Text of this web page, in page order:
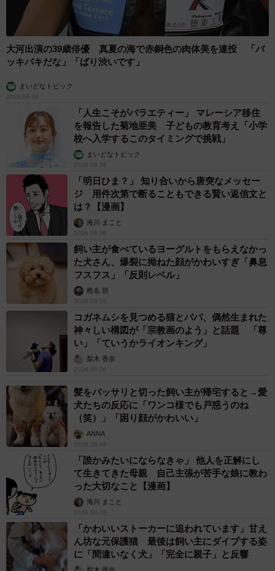
大河出演の39歳俳優 真夏の海で赤銅色の肉体美を連投 「バ
ッキバキだな」「ばり渋いです」
まいどなトピック
2026.08.06
「人生こそがバラエティー」 マレーシア移住
を報告した菊地亜美 子どもの教育考え「小学
校へ入学するこのタイミングで挑戦」
まいどなトピック
2026.08.06
「明日ひま？」 知り合いから唐突なメッセー
ジ 用件次第で断ることもできる賢い返信文と
は？【漫画】
海川 まこと
2026.08.06
飼い主が食べているヨーグルトをもらえなかっ
た犬さん、爆裂に拗ねた顔がかわいすぎ「鼻息
フスフス」「反則レベル」
椎名 碧
2026.08.06
コガネムシを見つめる猫とパパ、偶然生まれた
神々しい構図が「宗教画のよう」と話題 「尊
い」「ていうかライオンキング」
梨木 香奈
2026.08.06
髪をバッサリと切った飼い主が帰宅すると→愛
犬たちの反応に「ワンコ様でも戸惑うのね
（笑）」「困り顔がかわいい」
ANNA
2026.08.06
「誰かみたいにならなきゃ」 他人を正解にし
て生きてきた母親 自己主張が苦手な娘に教わ
った大切なこと【漫画】
海川 まこと
2026.08.06
「かわいいストーカーに追われています」甘え
ん坊な元保護猫 最後は飼い主にダイブする姿
に「間違いなく犬」「完全に親子」と反響